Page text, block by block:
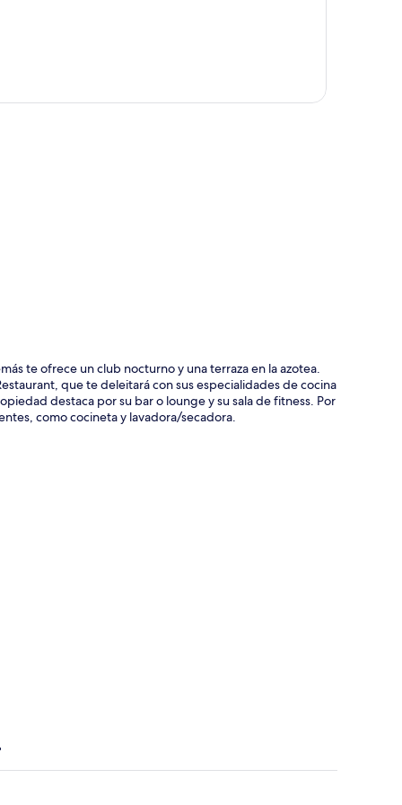
te ofrece un club nocturno y una terraza en la azotea.
que te deleitará con sus especialidades de cocina
destaca por su bar o lounge y su sala de fitness. Por
como cocineta y lavadora/secadora.